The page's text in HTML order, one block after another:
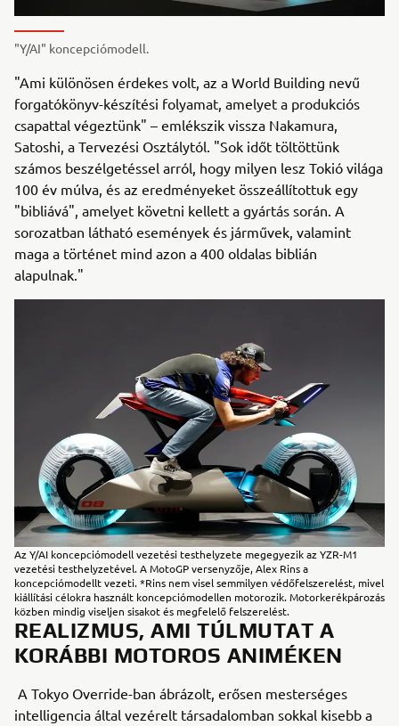
"Y/AI" koncepciómodell.
"Ami különösen érdekes volt, az a World Building nevű
forgatókönyv-készítési folyamat, amelyet a produkciós
csapattal végeztünk" – emlékszik vissza Nakamura,
Satoshi, a Tervezési Osztálytól. "Sok időt töltöttünk
számos beszélgetéssel arról, hogy milyen lesz Tokió világa
100 év múlva, és az eredményeket összeállítottuk egy
"bibliává", amelyet követni kellett a gyártás során. A
sorozatban látható események és járművek, valamint
maga a történet mind azon a 400 oldalas biblián
alapulnak."
Az Y/AI koncepciómodell vezetési testhelyzete megegyezik az YZR-M1
vezetési testhelyzetével. A MotoGP versenyzője, Alex Rins a
koncepciómodellt vezeti. *Rins nem visel semmilyen védőfelszerelést, mivel
kiállítási célokra használt koncepciómodellen motorozik. Motorkerékpározás
közben mindig viseljen sisakot és megfelelő felszerelést.
REALIZMUS, AMI TÚLMUTAT A
KORÁBBI MOTOROS ANIMÉKEN
A Tokyo Override-ban ábrázolt, erősen mesterséges
intelligencia által vezérelt társadalomban sokkal kisebb a